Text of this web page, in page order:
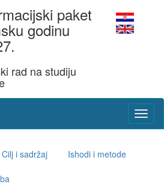
paket
godinu
rad na studiju
Cilj i sadržaj Ishodi i metode